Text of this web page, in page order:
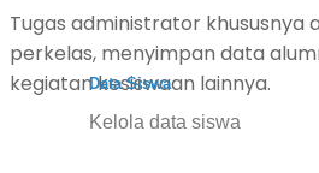
Data Siswa
Kelola data siswa
Tugas administrator khususnya
perkelas, menyimpan data
kegiatan kesiswaan lainnya.